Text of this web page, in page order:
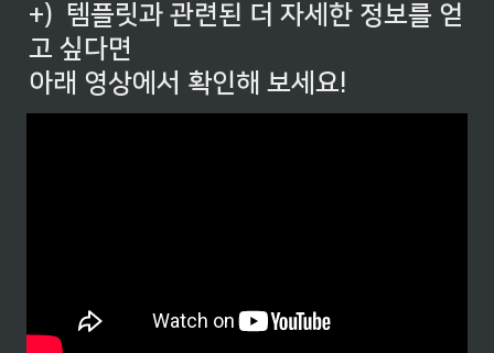
+)  템플릿과 관련된 더 자세한 정보를 얻
고 싶다면
아래 영상에서 확인해 보세요!